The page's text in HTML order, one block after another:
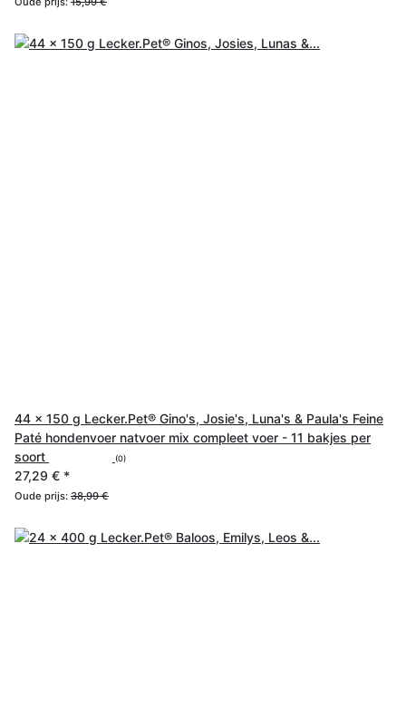
44 x 150 g Lecker.Pet® Gino's, Josie's, Luna's & Paula's Feine
Paté hondenvoer natvoer mix compleet voer - 11 bakjes per
soort
(0)
27,29 € *
Oude prijs: 38,99 €